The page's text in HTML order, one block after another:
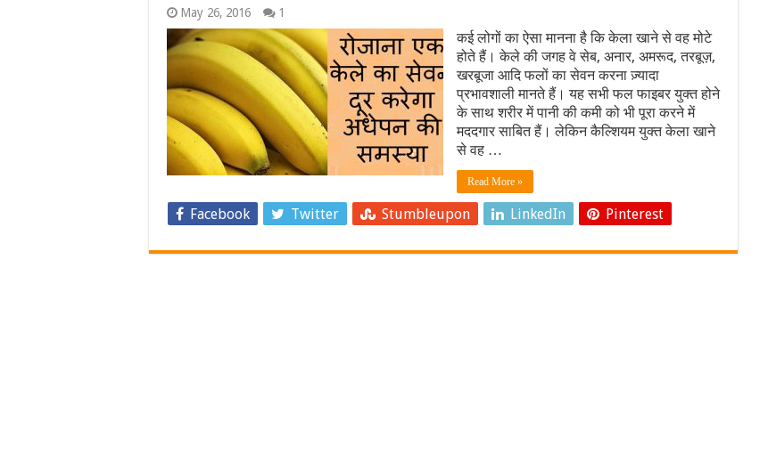
May 26, 2016 1
कई लोगों का ऐसा मानना है कि केला खाने से वह मोटे
होते हैं। केले की जगह वे सेब, अनार, अमरूद, तरबूज़,
खरबूजा आदि फलों का सेवन करना ज़्यादा
प्रभावशाली मानते हैं। यह सभी फल फाइबर युक्त होने
के साथ शरीर में पानी की कमी को भी पूरा करने में
मददगार साबित हैं। लेकिन कैल्शियम युक्त केला खाने
से वह …
Read More »
Facebook Twitter Stumbleupon LinkedIn Pinterest